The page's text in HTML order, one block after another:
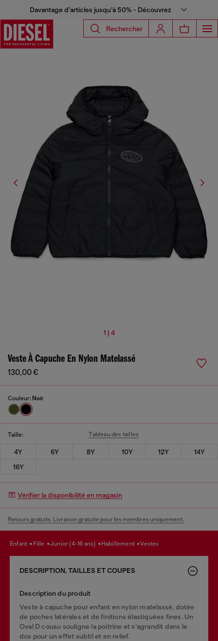
Davantage d’articles jusqu’à 50% - Découvrez
Rechercher
1 | 4
Veste À Capuche En Nylon Matelassé
130,00 €
Couleur: Noir
Taille: Tableau des tailles
4Y 6Y 8Y 10Y 12Y
14Y
16Y
Vérifier la disponibilité en magasin
Retours gratuits. Livraison gratuite pour les membres uniquement.
enfant fille junior (4-16 ans) habillement vestes
DESCRIPTION, TAILLES ET COUPES
Description du produit
Veste à capuche pour enfant en nylon matelassé, dotée
de poches latérales et de finitions élastiquées fines. Un
Oval D cousu souligne la poitrine et s’agrandit dans le
dos pour un effet subtil et en relief.